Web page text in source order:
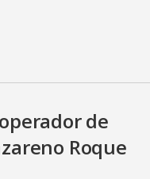
de
Roque